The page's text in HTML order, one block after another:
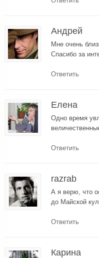
Андрей
Мне очень
Спасибо за
Ответить
Елена
Одно время
Ответить
razrab
А я верю, что
до Майской
Ответить
Карина